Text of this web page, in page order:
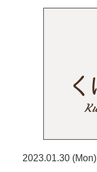
2023.01.30 (Mon)